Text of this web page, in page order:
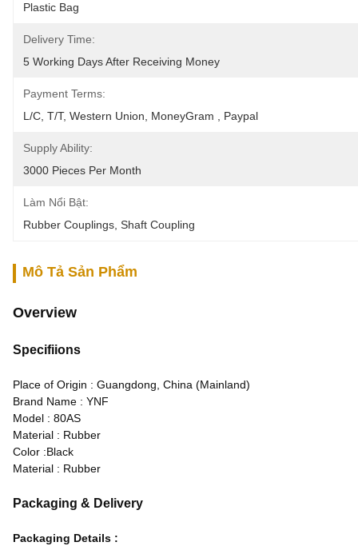
Plastic Bag
Delivery Time:
5 Working Days After Receiving Money
Payment Terms:
L/C, T/T, Western Union, MoneyGram , Paypal
Supply Ability:
3000 Pieces Per Month
Làm Nổi Bật:
Rubber Couplings Shaft Coupling
Mô Tả Sản Phẩm
Overview
Specifiions
Place of Origin : Guangdong, China (Mainland)
Brand Name : YNF
Model : 80AS
Material : Rubber
Color :Black
Material : Rubber
Packaging & Delivery
Packaging Details :